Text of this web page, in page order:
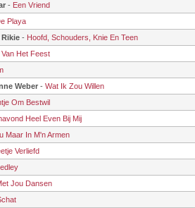
- Een Vriend
Playa
Rikie - Hoofd, Schouders, Knie En Teen
Van Het Feest
Weber - Wat Ik Zou Willen
Om Bestwil
Heel Even Bij Mij
Maar In M'n Armen
Verliefd
Jou Dansen